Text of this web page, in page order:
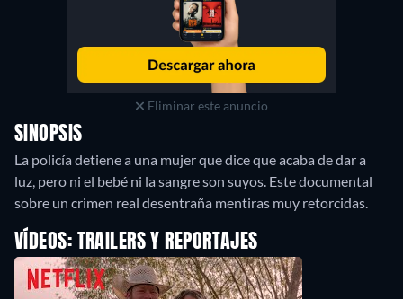
Eliminar este anuncio
SINOPSIS
La policía detiene a una mujer que dice que acaba de dar a
luz, pero ni el bebé ni la sangre son suyos. Este documental
sobre un crimen real desentraña mentiras muy retorcidas.
VÍDEOS: TRAILERS Y REPORTAJES